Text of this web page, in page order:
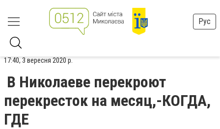
Рус
17:40, 3 вересня 2020 р.
В Николаеве перекроют
перекресток на месяц,-КОГДА,
ГДЕ